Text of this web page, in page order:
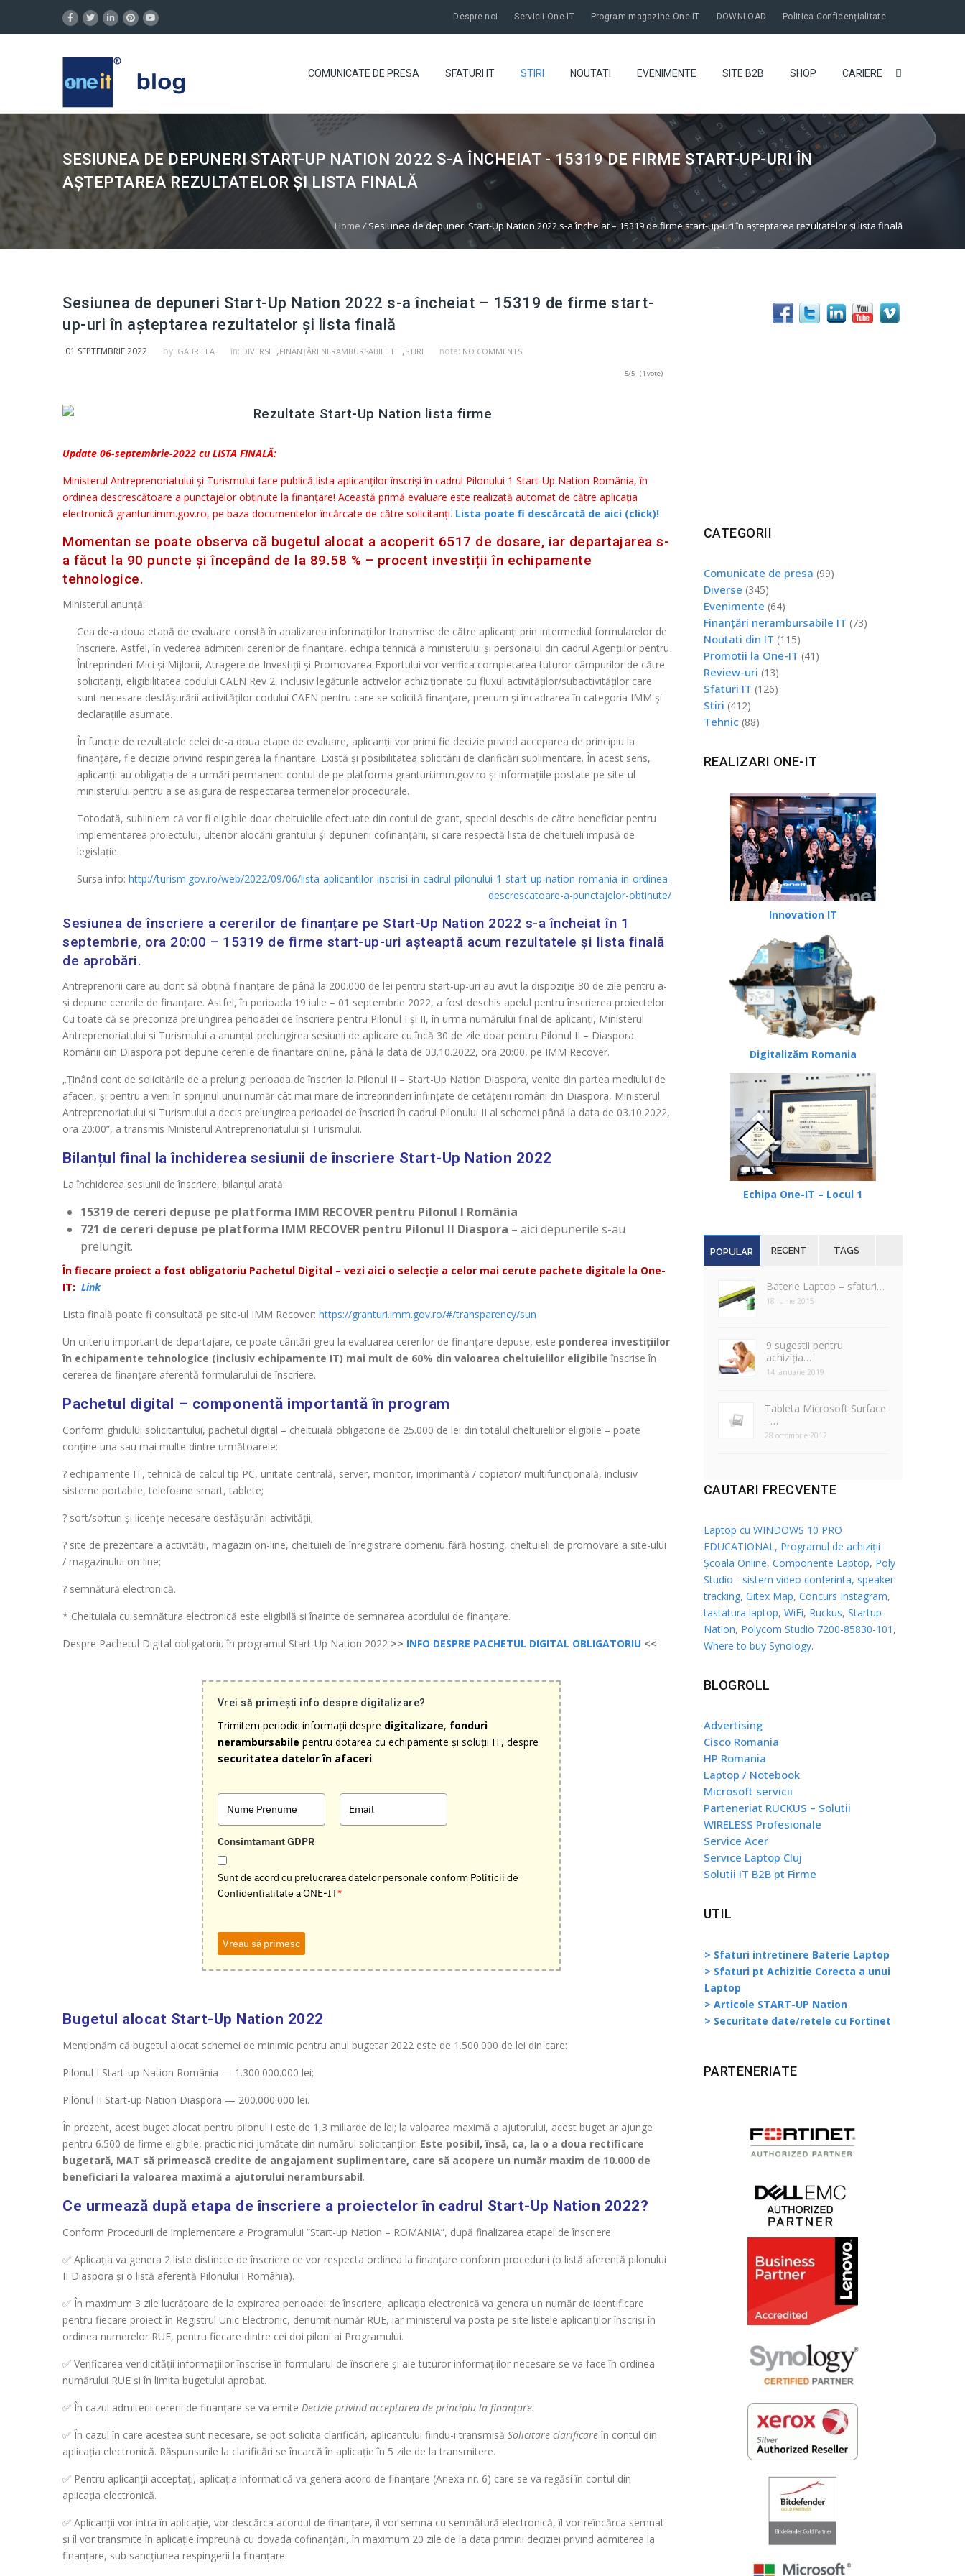
Despre noi Servicii One-IT Program magazine One-IT DOWNLOAD Politica Confidențialitate
COMUNICATE DE PRESA SFATURI IT STIRI NOUTATI EVENIMENTE SITE B2B SHOP CARIERE
SESIUNEA DE DEPUNERI START-UP NATION 2022 S-A ÎNCHEIAT - 15319 DE FIRME START-UP-URI ÎN
AȘTEPTAREA REZULTATELOR ȘI LISTA FINALĂ
Home / Sesiunea de depuneri Start-Up Nation 2022 s-a încheiat – 15319 de firme start-up-uri în așteptarea rezultatelor și lista finală
Sesiunea de depuneri Start-Up Nation 2022 s-a încheiat – 15319 de firme start-
up-uri în așteptarea rezultatelor și lista finală
01 SEPTEMBRIE 2022 by: GABRIELA in: DIVERSE ,FINANȚĂRI NERAMBURSABILE IT ,STIRI note: NO COMMENTS
5/5 - (1 vote)
Update 06-septembrie-2022 cu LISTA FINALĂ:
Ministerul Antreprenoriatului și Turismului face publică lista aplicanților înscriși în cadrul Pilonului 1 Start-Up Nation România, în
ordinea descrescătoare a punctajelor obținute la finanțare! Această primă evaluare este realizată automat de către aplicația
electronică granturi.imm.gov.ro, pe baza documentelor încărcate de către solicitanți. Lista poate fi descărcată de aici (click)!
Momentan se poate observa că bugetul alocat a acoperit 6517 de dosare, iar departajarea s-
a făcut la 90 puncte și începând de la 89.58 % – procent investiții în echipamente
tehnologice.
Ministerul anunță:
Cea de-a doua etapă de evaluare constă în analizarea informațiilor transmise de către aplicanți prin intermediul formularelor de
înscriere. Astfel, în vederea admiterii cererilor de finanțare, echipa tehnică a ministerului și personalul din cadrul Agențiilor pentru
Întreprinderi Mici și Mijlocii, Atragere de Investiții și Promovarea Exportului vor verifica completarea tuturor câmpurilor de către
solicitanți, eligibilitatea codului CAEN Rev 2, inclusiv legăturile activelor achiziționate cu fluxul activităților/subactivităților care
sunt necesare desfășurării activităților codului CAEN pentru care se solicită finanțare, precum și încadrarea în categoria IMM și
declarațiile asumate.
În funcție de rezultatele celei de-a doua etape de evaluare, aplicanții vor primi fie decizie privind acceparea de principiu la
finanțare, fie decizie privind respingerea la finanțare. Există și posibilitatea solicitării de clarificări suplimentare. În acest sens,
aplicanții au obligația de a urmări permanent contul de pe platforma granturi.imm.gov.ro și informațiile postate pe site-ul
ministerului pentru a se asigura de respectarea termenelor procedurale.
Totodată, subliniem că vor fi eligibile doar cheltuielile efectuate din contul de grant, special deschis de către beneficiar pentru
implementarea proiectului, ulterior alocării grantului și depunerii cofinanțării, și care respectă lista de cheltuieli impusă de
legislație.
Sursa info: http://turism.gov.ro/web/2022/09/06/lista-aplicantilor-inscrisi-in-cadrul-pilonului-1-start-up-nation-romania-in-ordinea-
descrescatoare-a-punctajelor-obtinute/
Sesiunea de înscriere a cererilor de finanțare pe Start-Up Nation 2022 s-a încheiat în 1
septembrie, ora 20:00 – 15319 de firme start-up-uri așteaptă acum rezultatele și lista finală
de aprobări.
Antreprenorii care au dorit să obțină finanțare de până la 200.000 de lei pentru start-up-uri au avut la dispoziție 30 de zile pentru a-
și depune cererile de finanțare. Astfel, în perioada 19 iulie – 01 septembrie 2022, a fost deschis apelul pentru înscrierea proiectelor.
Cu toate că se preconiza prelungirea perioadei de înscriere pentru Pilonul I și II, în urma numărului final de aplicanți, Ministerul
Antreprenoriatului și Turismului a anunțat prelungirea sesiunii de aplicare cu încă 30 de zile doar pentru Pilonul II – Diaspora.
Românii din Diaspora pot depune cererile de finanțare online, până la data de 03.10.2022, ora 20:00, pe IMM Recover.
„Ținând cont de solicitările de a prelungi perioada de înscrieri la Pilonul II – Start-Up Nation Diaspora, venite din partea mediului de
afaceri, și pentru a veni în sprijinul unui număr cât mai mare de întreprinderi înființate de cetățenii români din Diaspora, Ministerul
Antreprenoriatului și Turismului a decis prelungirea perioadei de înscrieri în cadrul Pilonului II al schemei până la data de 03.10.2022,
ora 20:00”, a transmis Ministerul Antreprenoriatului și Turismului.
Bilanțul final la închiderea sesiunii de înscriere Start-Up Nation 2022
La închiderea sesiunii de înscriere, bilanțul arată:
15319 de cereri depuse pe platforma IMM RECOVER pentru Pilonul I România
721 de cereri depuse pe platforma IMM RECOVER pentru Pilonul II Diaspora – aici depunerile s-au
prelungit.
În fiecare proiect a fost obligatoriu Pachetul Digital – vezi aici o selecție a celor mai cerute pachete digitale la One-
IT: Link
Lista finală poate fi consultată pe site-ul IMM Recover: https://granturi.imm.gov.ro/#/transparency/sun
Un criteriu important de departajare, ce poate cântări greu la evaluarea cererilor de finanțare depuse, este ponderea investițiilor
în echipamente tehnologice (inclusiv echipamente IT) mai mult de 60% din valoarea cheltuielilor eligibile înscrise în
cererea de finanțare aferentă formularului de înscriere.
Pachetul digital – componentă importantă în program
Conform ghidului solicitantului, pachetul digital – cheltuială obligatorie de 25.000 de lei din totalul cheltuielilor eligibile – poate
conține una sau mai multe dintre următoarele:
? echipamente IT, tehnică de calcul tip PC, unitate centrală, server, monitor, imprimantă / copiator/ multifuncțională, inclusiv
sisteme portabile, telefoane smart, tablete;
? soft/softuri și licențe necesare desfășurării activității;
? site de prezentare a activității, magazin on-line, cheltuieli de înregistrare domeniu fără hosting, cheltuieli de promovare a site-ului
/ magazinului on-line;
? semnătură electronică.
* Cheltuiala cu semnătura electronică este eligibilă și înainte de semnarea acordului de finanțare.
Despre Pachetul Digital obligatoriu în programul Start-Up Nation 2022 >> INFO DESPRE PACHETUL DIGITAL OBLIGATORIU <<
Vrei să primești info despre digitalizare?
Trimitem periodic informații despre digitalizare, fonduri
nerambursabile pentru dotarea cu echipamente și soluții IT, despre
securitatea datelor în afaceri.
Consimtamant GDPR
Sunt de acord cu prelucrarea datelor personale conform Politicii de
Confidentialitate a ONE-IT*
Vreau să primesc
Bugetul alocat Start-Up Nation 2022
Menționăm că bugetul alocat schemei de minimic pentru anul bugetar 2022 este de 1.500.000 de lei din care:
Pilonul I Start-up Nation România — 1.300.000.000 lei;
Pilonul II Start-up Nation Diaspora — 200.000.000 lei.
În prezent, acest buget alocat pentru pilonul I este de 1,3 miliarde de lei; la valoarea maximă a ajutorului, acest buget ar ajunge
pentru 6.500 de firme eligibile, practic nici jumătate din numărul solicitanților. Este posibil, însă, ca, la o a doua rectificare
bugetară, MAT să primească credite de angajament suplimentare, care să acopere un număr maxim de 10.000 de
beneficiari la valoarea maximă a ajutorului nerambursabil.
Ce urmează după etapa de înscriere a proiectelor în cadrul Start-Up Nation 2022?
Conform Procedurii de implementare a Programului ”Start-up Nation – ROMANIA”, după finalizarea etapei de înscriere:
✅ Aplicația va genera 2 liste distincte de înscriere ce vor respecta ordinea la finanțare conform procedurii (o listă aferentă pilonului
II Diaspora și o listă aferentă Pilonului I România).
✅ În maximum 3 zile lucrătoare de la expirarea perioadei de înscriere, aplicația electronică va genera un număr de identificare
pentru fiecare proiect în Registrul Unic Electronic, denumit număr RUE, iar ministerul va posta pe site listele aplicanților înscriși în
ordinea numerelor RUE, pentru fiecare dintre cei doi piloni ai Programului.
✅ Verificarea veridicității informațiilor înscrise în formularul de înscriere și ale tuturor informațiilor necesare se va face în ordinea
numărului RUE și în limita bugetului aprobat.
✅ În cazul admiterii cererii de finanțare se va emite Decizie privind acceptarea de principiu la finanțare.
✅ În cazul în care acestea sunt necesare, se pot solicita clarificări, aplicantului fiindu-i transmisă Solicitare clarificareîn contul din
aplicația electronică. Răspunsurile la clarificări se încarcă în aplicație în 5 zile de la transmitere.
✅ Pentru aplicanții acceptați, aplicația informatică va genera acord de finanțare (Anexa nr. 6) care se va regăsi în contul din
aplicația electronică.
✅ Aplicanții vor intra în aplicație, vor descărca acordul de finanțare, îl vor semna cu semnătură electronică, îl vor reîncărca semnat
și îl vor transmite în aplicație împreună cu dovada cofinanțării, în maximum 20 zile de la data primirii deciziei privind admiterea la
finanțare, sub sancțiunea respingerii la finanțare.
CATEGORII
Comunicate de presa (99)
Diverse (345)
Evenimente (64)
Finanțări nerambursabile IT (73)
Noutati din IT (115)
Promotii la One-IT (41)
Review-uri (13)
Sfaturi IT (126)
Stiri (412)
Tehnic (88)
REALIZARI ONE-IT
Innovation IT
Digitalizăm Romania
Echipa One-IT – Locul 1
POPULAR RECENT TAGS
Baterie Laptop – sfaturi…
18 iunie 2015
9 sugestii pentru
achiziția…
14 ianuarie 2019
Tableta Microsoft Surface
–…
28 octombrie 2012
CAUTARI FRECVENTE
Laptop cu WINDOWS 10 PRO
EDUCATIONAL , Programul de achiziții
Școala Online, Componente Laptop, Poly
Studio - sistem video conferinta, speaker
tracking, Gitex Map, Concurs Instagram,
tastatura laptop, WiFi, Ruckus, Startup-
Nation, Polycom Studio 7200-85830-101 ,
Where to buy Synology.
BLOGROLL
Advertising
Cisco Romania
HP Romania
Laptop / Notebook
Microsoft servicii
Parteneriat RUCKUS – Solutii
WIRELESS Profesionale
Service Acer
Service Laptop Cluj
Solutii IT B2B pt Firme
UTIL
> Sfaturi intretinere Baterie Laptop
> Sfaturi pt Achizitie Corecta a unui
Laptop
> Articole START-UP Nation
> Securitate date/retele cu Fortinet
PARTENERIATE